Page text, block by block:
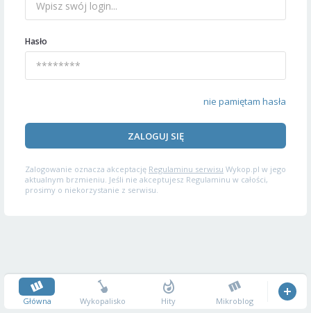
Hasło
nie pamiętam hasła
ZALOGUJ SIĘ
Zalogowanie oznacza akceptację Regulaminu serwisu Wykop.pl w jego
aktualnym brzmieniu. Jeśli nie akceptujesz Regulaminu w całości,
prosimy o niekorzystanie z serwisu.
Główna Wykopalisko Hity Mikroblog